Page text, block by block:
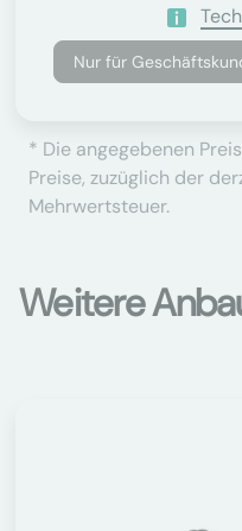
Nur für
* Die angegebenen
Preise, zuzüglich der
Mehrwertsteuer.
Weitere